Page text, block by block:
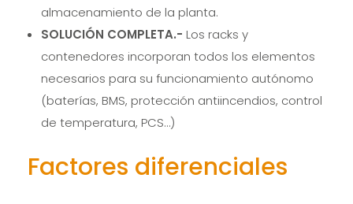
almacenamiento de la planta.
SOLUCIÓN COMPLETA.- Los racks y
contenedores incorporan todos los elementos
necesarios para su funcionamiento autónomo
(baterías, BMS, protección antiincendios, control
de temperatura, PCS…)
Factores diferenciales